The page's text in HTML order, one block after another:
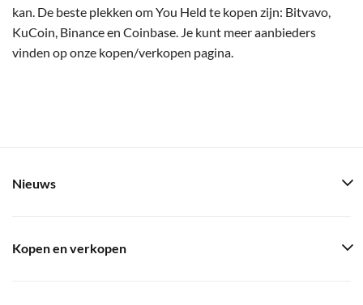
kan. De beste plekken om You Held te kopen zijn: Bitvavo,
KuCoin, Binance en Coinbase. Je kunt meer aanbieders
vinden op onze kopen/verkopen pagina.
Nieuws
Kopen en verkopen